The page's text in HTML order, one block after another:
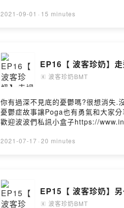
2021-09-01 · 15 minutes
EP16【 波客珍奶】
🄴 波客珍奶BMT
你有過深不見底的憂鬱嗎?很想消失.
憂鬱症故事讓Poga也有勇氣和大家
歡迎波波們私訊小盒子https://
2021-07-17 · 20 minutes
EP15【 波客珍奶】
🄴 波客珍奶BMT